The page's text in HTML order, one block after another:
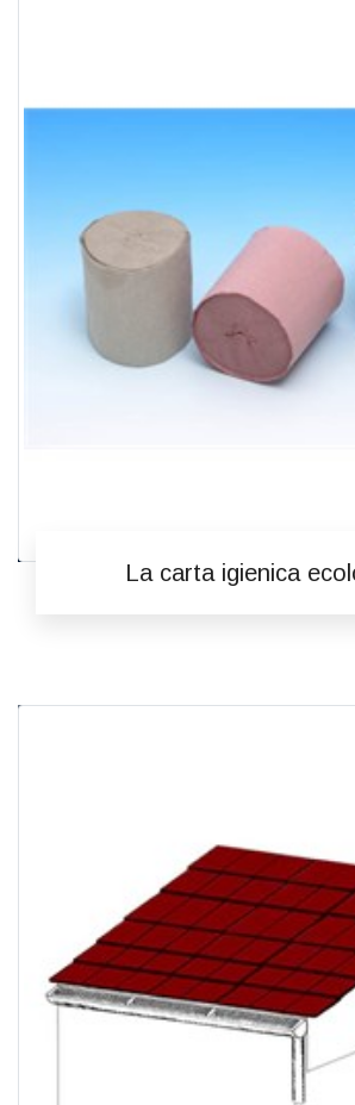
La carta igienica